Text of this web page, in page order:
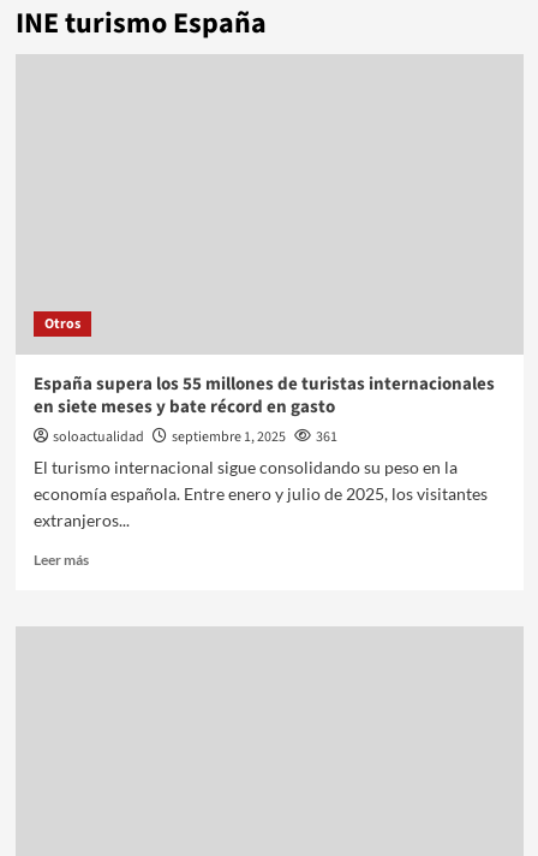
INE turismo España
Otros
España supera los 55 millones de turistas internacionales
en siete meses y bate récord en gasto
soloactualidad septiembre 1, 2025
361
El turismo internacional sigue consolidando su peso en la
economía española. Entre enero y julio de 2025, los visitantes
extranjeros...
Leer más